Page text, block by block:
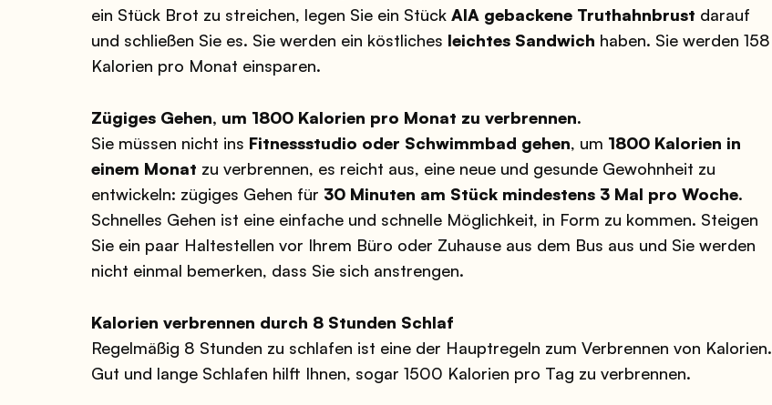
ein Stück Brot zu streichen, legen Sie ein Stück AIA gebackene Truthahnbrust darauf
und schließen Sie es. Sie werden ein köstliches leichtes Sandwich haben. Sie werden 158
Kalorien pro Monat einsparen.
Zügiges Gehen, um 1800 Kalorien pro Monat zu verbrennen.
Sie müssen nicht ins Fitnessstudio oder Schwimmbad gehen, um 1800 Kalorien in
einem Monat zu verbrennen, es reicht aus, eine neue und gesunde Gewohnheit zu
entwickeln: zügiges Gehen für 30 Minuten am Stück mindestens 3 Mal pro Woche.
Schnelles Gehen ist eine einfache und schnelle Möglichkeit, in Form zu kommen. Steigen
Sie ein paar Haltestellen vor Ihrem Büro oder Zuhause aus dem Bus aus und Sie werden
nicht einmal bemerken, dass Sie sich anstrengen.
Kalorien verbrennen durch 8 Stunden Schlaf
Regelmäßig 8 Stunden zu schlafen ist eine der Hauptregeln zum Verbrennen von Kalorien.
Gut und lange Schlafen hilft Ihnen, sogar 1500 Kalorien pro Tag zu verbrennen.